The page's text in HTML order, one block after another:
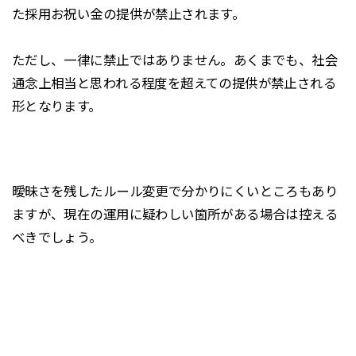
た採用お祝い金の提供が禁止されます。
ただし、一律に禁止ではありません。あくまでも、社会
通念上相当と思われる程度を超えての提供が禁止される
形となります。
曖昧さを残したルール変更で分かりにくいところもあり
ますが、現在の運用に疑わしい箇所がある場合は控える
べきでしょう。